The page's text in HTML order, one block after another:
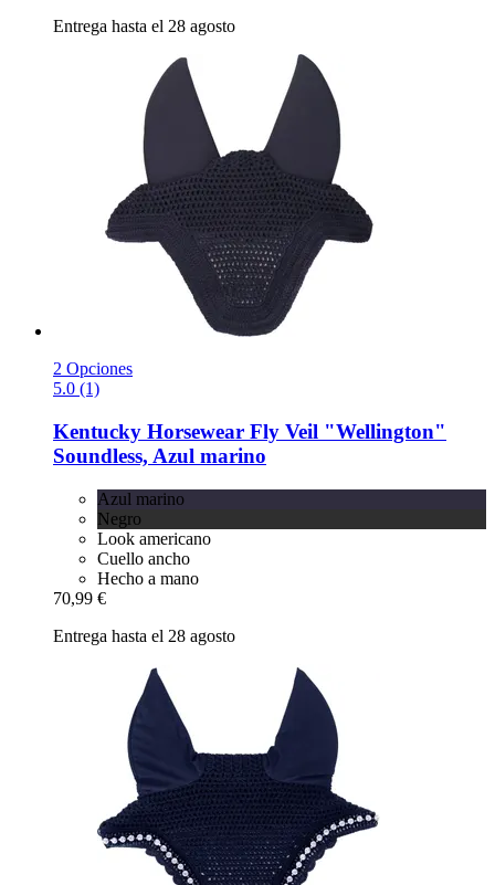
Entrega hasta el 28 agosto
2 Opciones
5.0 (1)
Kentucky Horsewear Fly Veil "Wellington"
Soundless, Azul marino
Azul marino
Negro
Look americano
Cuello ancho
Hecho a mano
70,99 €
Entrega hasta el 28 agosto